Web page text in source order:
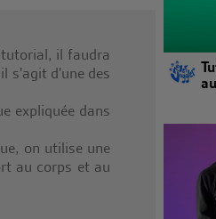
il faudra
s'agit d'une des
expliquée dans
on utilise une
au corps et au